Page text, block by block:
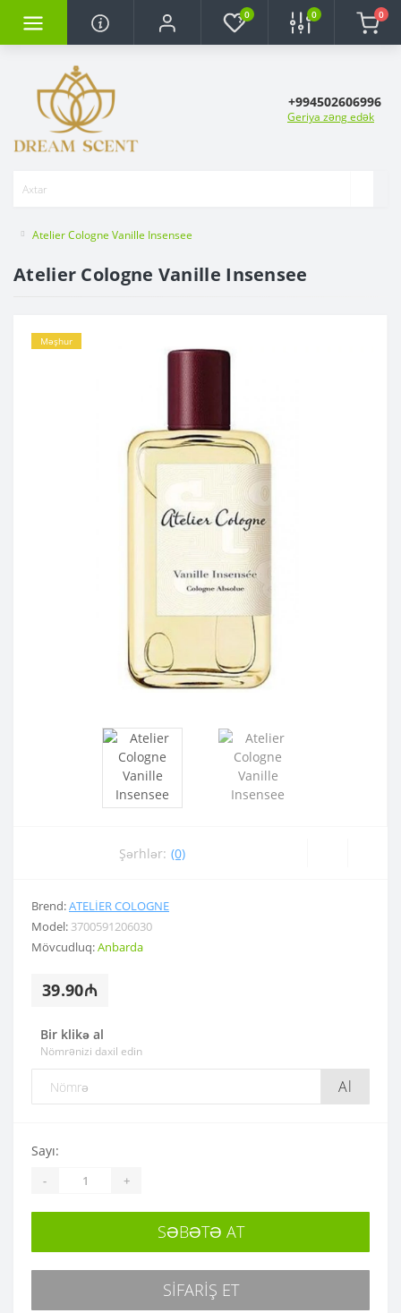
0 0 0
+994502606996
Geriya zəng edək
Atelier Cologne Vanille Insensee
Atelier Cologne Vanille Insensee
Məşhur
Şərhlər: (0)
Brend:ATELIER COLOGNE
Model: 3700591206030
Mövcudluq:Anbarda
39.90₼
Bir klikə al
Nömrənizi daxil edin
Al
Sayı:
- +
SƏBƏTƏ AT
SIFARIŞ ET